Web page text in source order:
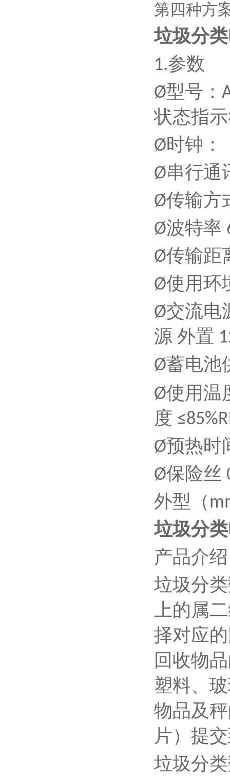
第四种方
垃圾分
1.参数
Ø型号：
状态指
Ø时钟：
Ø串行通
Ø传输方
Ø波特率
Ø传输距
Ø使用环
Ø交流电
源 外置
Ø蓄电池
Ø使用温
度
Ø预热时
Ø保险丝
外型（
垃圾分
产品介绍
垃圾分
上的属
择对应
回收物
塑料、
物品及
片）提
垃圾分